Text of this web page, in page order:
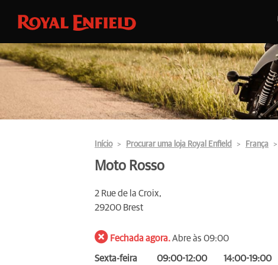
Início Procurar uma loja Royal Enfield França
Moto Rosso
2 Rue de la Croix,
29200 Brest
Fechada agora.Abre às 09:00
Sexta-feira 09:00-12:00
14:00-19:00